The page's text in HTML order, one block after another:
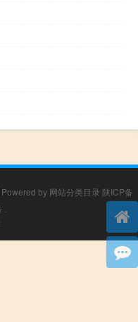
Powered by 网站分类目录 陕ICP备